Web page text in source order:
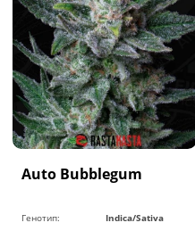
Auto Bubblegum
Генотип:
Indica/Sativa